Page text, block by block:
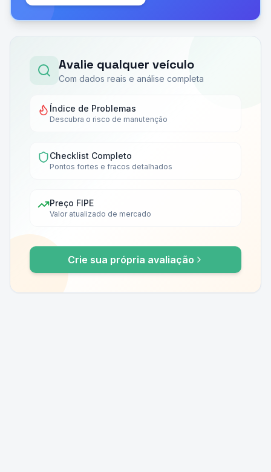
Avalie qualquer veículo
Com dados reais e análise completa
Índice de Problemas
Descubra o risco de manutenção
Checklist Completo
Pontos fortes e fracos detalhados
Preço FIPE
Valor atualizado de mercado
Crie sua própria avaliação